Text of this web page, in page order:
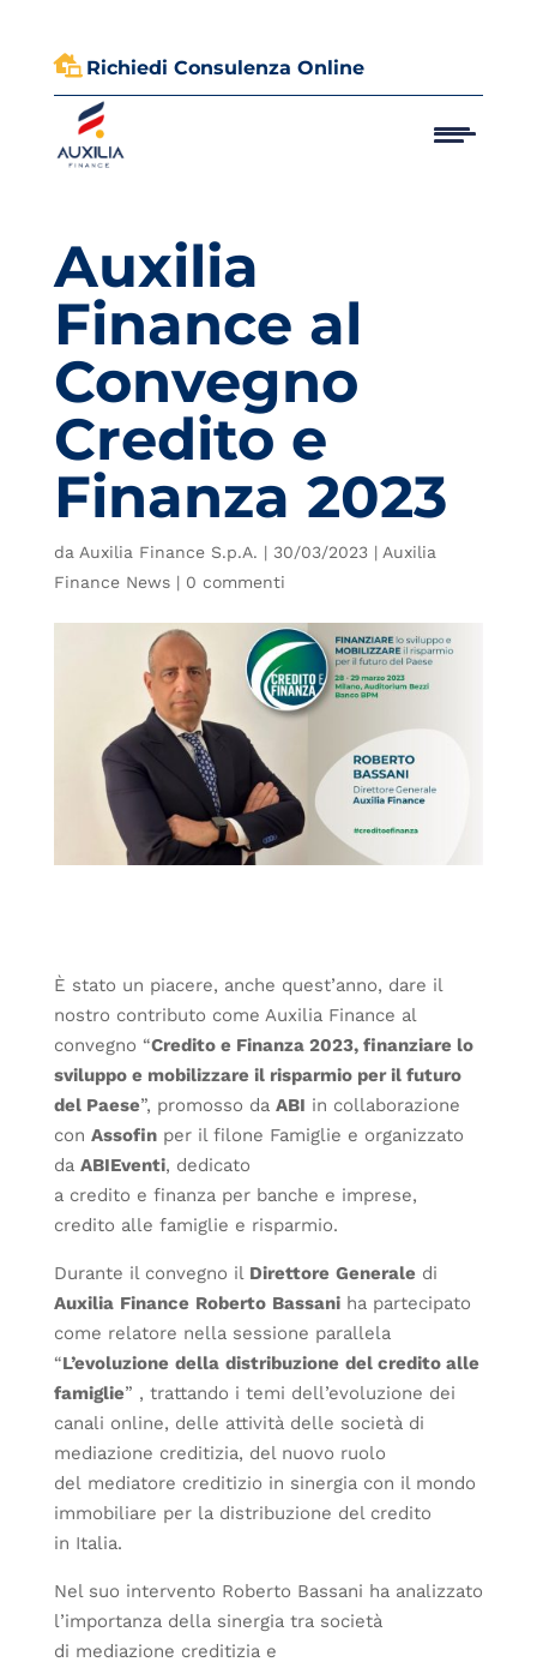
 Richiedi Consulenza Online
Auxilia
Finance al
Convegno
Credito e
Finanza 2023
da Auxilia Finance S.p.A. | 30/03/2023| Auxilia
Finance News| 0 commenti
È stato un piacere, anche quest’anno, dare il
nostro contributo come Auxilia Finance al
convegno “Credito e Finanza 2023, finanziare lo
sviluppo e mobilizzare il risparmio per il futuro
del Paese”, promosso da ABI in collaborazione
con Assofinper il filone Famiglie e organizzato
da ABIEventi, dedicato
a credito e finanza per banche e imprese,
credito alle famiglie e risparmio.
Durante il convegno il Direttore Generale di
Auxilia Finance Roberto Bassaniha partecipato
come relatore nella sessione parallela
“L’evoluzione della distribuzione del credito alle
famiglie” , trattando i temi dell’evoluzione dei
canali online, delle attività delle società di
mediazione creditizia, del nuovo ruolo
del mediatore creditizio in sinergia con il mondo
immobiliare per la distribuzione del credito
in Italia.
Nel suo intervento Roberto Bassani ha analizzato
l’importanza della sinergia tra società
di mediazione creditizia e